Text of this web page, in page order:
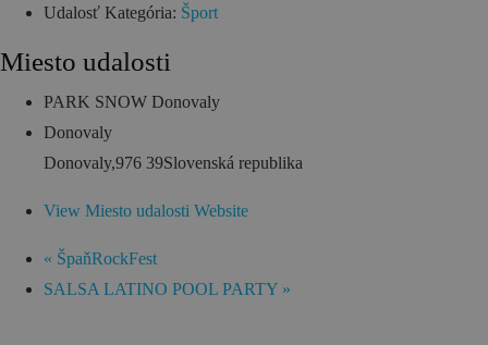
Udalosť Kategória: Šport
Miesto udalosti
PARK SNOW Donovaly
Donovaly
Donovaly,976 39Slovenská republika
View Miesto udalosti Website
« ŠpaňRockFest
SALSA LATINO POOL PARTY »